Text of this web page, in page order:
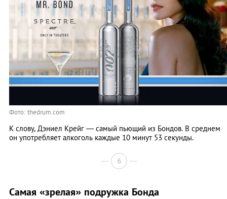
Фото: thedrum.com
К слову, Дэниел Крейг — самый пьющий из Бондов. В среднем
он употребляет алкоголь каждые 10 минут 53 секунды.
6
Самая «зрелая» подружка Бонда